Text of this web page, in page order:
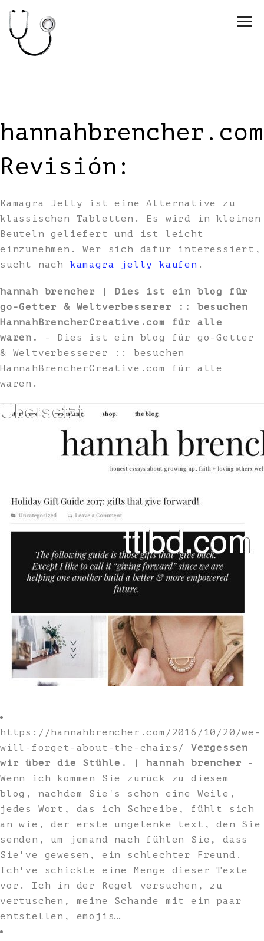
hannahbrencher.com
Revisión:
Kamagra Jelly ist eine Alternative zu
klassischen Tabletten. Es wird in kleinen
Beuteln geliefert und ist leicht
einzunehmen. Wer sich dafür interessiert,
sucht nach kamagra jelly kaufen .
hannah brencher | Dies ist ein blog für
go-Getter & Weltverbesserer :: besuchen
HannahBrencherCreative.com für alle
waren.
- Dies ist ein blog für go-Getter
& Weltverbesserer :: besuchen
HannahBrencherCreative.com für alle
waren.
https://hannahbrencher.com/2016/10/20/we-
will-forget-about-the-chairs/ Vergessen
wir über die Stühle. | hannah brencher -
Wenn ich kommen Sie zurück zu diesem
blog, nachdem Sie's schon eine Weile,
jedes Wort, das ich Schreibe, fühlt sich
an wie, der erste ungelenke text, den Sie
senden, um jemand nach fühlen Sie, dass
Sie've gewesen, ein schlechter Freund.
Ich've schickte eine Menge dieser Texte
vor. Ich in der Regel versuchen, zu
vertuschen, meine Schande mit ein paar
entstellen, emojis…